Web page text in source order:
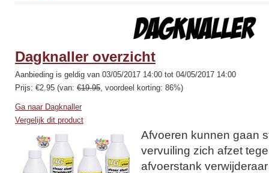
Dagknaller overzicht
Aanbieding is geldig van 03/05/2017 14:00 tot 04/05/2017 14:00
Prijs: €2.95 (van: €19.95, voordeel korting: 86%)
Ga naar Dagknaller
Vergelijk dit product
Afvoeren kunnen gaan
vervuiling zich afzet
afvoerstank